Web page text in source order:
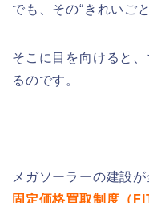
でも、その“きれいご
そこに目を向けると、
るのです。
メガソーラーの建設
固定価格買取制度（